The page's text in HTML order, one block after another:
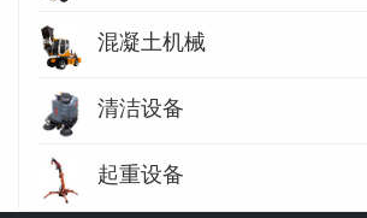
混凝土机械
清洁设备
起重设备